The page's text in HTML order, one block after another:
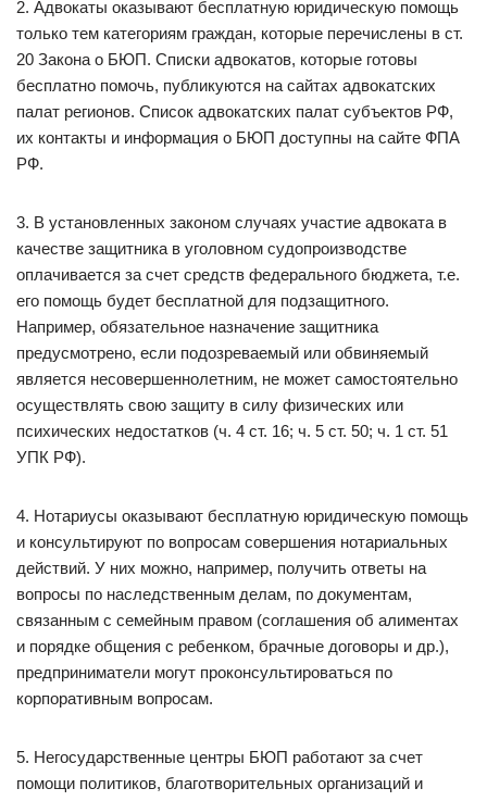
2. Адвокаты оказывают бесплатную юридическую помощь
только тем категориям граждан, которые перечислены в ст.
20 Закона о БЮП. Списки адвокатов, которые готовы
бесплатно помочь, публикуются на сайтах адвокатских
палат регионов. Список адвокатских палат субъектов РФ,
их контакты и информация о БЮП доступны на сайте ФПА
РФ.
3. В установленных законом случаях участие адвоката в
качестве защитника в уголовном судопроизводстве
оплачивается за счет средств федерального бюджета, т.е.
его помощь будет бесплатной для подзащитного.
Например, обязательное назначение защитника
предусмотрено, если подозреваемый или обвиняемый
является несовершеннолетним, не может самостоятельно
осуществлять свою защиту в силу физических или
психических недостатков (ч. 4 ст. 16; ч. 5 ст. 50; ч. 1 ст. 51
УПК РФ).
4. Нотариусы оказывают бесплатную юридическую помощь
и консультируют по вопросам совершения нотариальных
действий. У них можно, например, получить ответы на
вопросы по наследственным делам, по документам,
связанным с семейным правом (соглашения об алиментах
и порядке общения с ребенком, брачные договоры и др.),
предприниматели могут проконсультироваться по
корпоративным вопросам.
5. Негосударственные центры БЮП работают за счет
помощи политиков, благотворительных организаций и